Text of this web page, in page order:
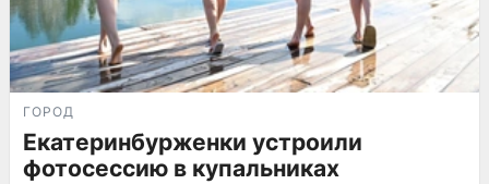
ГОРОД
Екатеринбурженки устроили
фотосессию в купальниках